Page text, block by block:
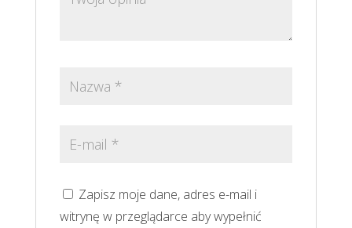
Zapisz moje dane, adres e-mail i
witrynę w przeglądarce aby wypełnić